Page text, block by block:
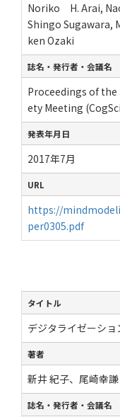
Noriko H. Arai,
Shingo Sugawara,
ken Ozaki
誌名・発行者・会議名
Proceedings of the
ety Meeting
発表年月日
2017年7月
URL
https://
per0305.pdf
タイトル
デジタライゼーシ
著者
新井 紀子、尾崎幸謙
誌名・発行者・会議名